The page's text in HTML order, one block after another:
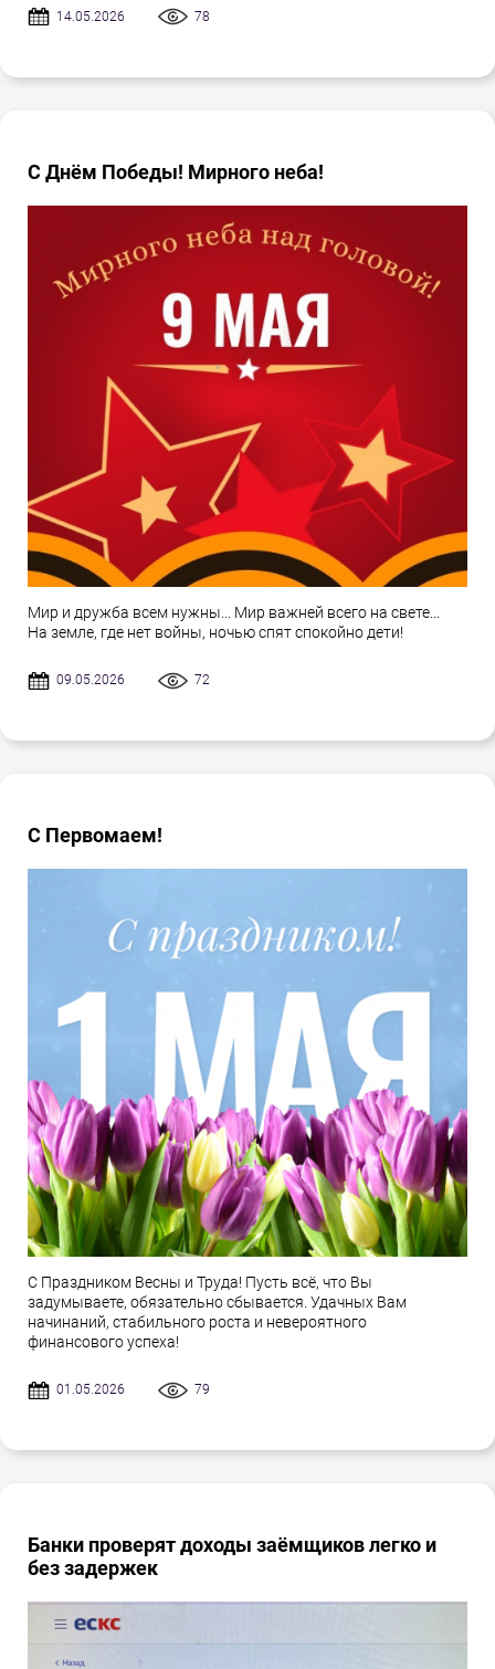
14.05.2026 78
С Днём Победы! Мирного неба!
Мир и дружба всем нужны... Мир важней всего на свете...
На земле, где нет войны, ночью спят спокойно дети!
09.05.2026 72
С Первомаем!
С Праздником Весны и Труда! Пусть всё, что Вы
задумываете, обязательно сбывается. Удачных Вам
начинаний, стабильного роста и невероятного
финансового успеха!
01.05.2026 79
Банки проверят доходы заёмщиков легко и
без задержек